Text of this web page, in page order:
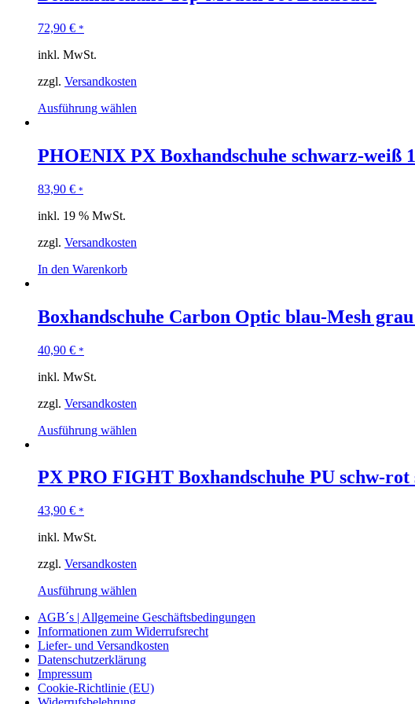
72,90 € *
inkl. MwSt.
zzgl. Versandkosten
Ausführung wählen
PHOENIX PX Boxhandschuhe schwarz-weiß
83,90 € *
inkl. 19 % MwSt.
zzgl. Versandkosten
In den Warenkorb
Boxhandschuhe Carbon Optic blau-Mesh
40,90 € *
inkl. MwSt.
zzgl. Versandkosten
Ausführung wählen
PX PRO FIGHT Boxhandschuhe PU schw-rot
43,90 € *
inkl. MwSt.
zzgl. Versandkosten
Ausführung wählen
AGB´s | Allgemeine Geschäftsbedingungen
Informationen zum Widerrufsrecht
Liefer- und Versandkosten
Datenschutzerklärung
Impressum
Cookie-Richtlinie (EU)